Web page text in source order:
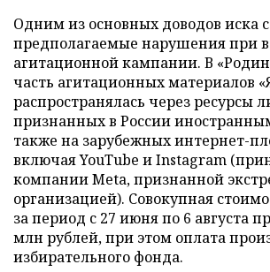
Одним из основных доводов иска
предполагаемые нарушения при
агитационной кампании. В
часть агитационных материалов
распространялась через ресурсы
признанных в России
также на зарубежных интернет-
включая YouTube и Instagram
компании Meta, признанной
организацией). Совокупная
за период с 27 июня по 6 августа
млн рублей, при этом оплата
избирательного фонда.